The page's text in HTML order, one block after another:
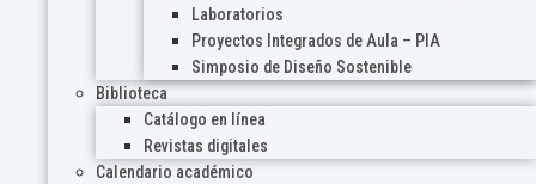
Laboratorios
Proyectos Integrados de Aula – PIA
Simposio de Diseño Sostenible
Biblioteca
Catálogo en línea
Revistas digitales
Calendario académico